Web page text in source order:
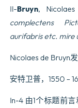
II-Bruyn,
complectens
aurifabris etc. mire
Nicolaes de Bruyn
安特卫普，1550 –
In-4 由1个标题前